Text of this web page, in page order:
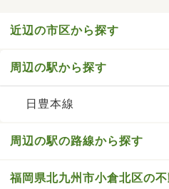
近辺の市区から探す
周辺の駅から探す
日豊本線
周辺の駅の路線から探す
福岡県北九州市小倉北区の